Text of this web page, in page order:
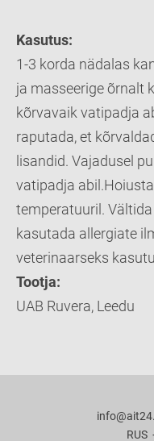
Kasutus:
1-3 korda nädalas
ja masseerige õrnalt
kõrvavaik vatipadja
raputada, et
lisandid. Vajadusel
vatipadja
temperatuuril.
kasutada allergiate
veterinaarseks
Tootja:
UAB Ruvera, Leedu
RUS